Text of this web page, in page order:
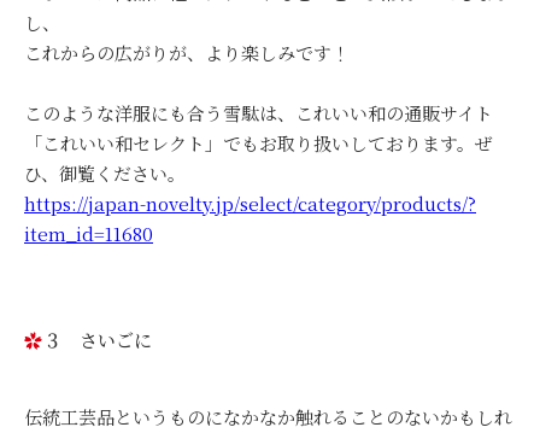
し、
これからの広がりが、より楽しみです！
このような洋服にも合う雪駄は、これいい和の通販サイト
「これいい和セレクト」でもお取り扱いしております。ぜ
ひ、御覧ください。
https://japan-novelty.jp/select/category/products/?
item_id=11680
３ さいごに
伝統工芸品というものになかなか触れることのないかもしれ